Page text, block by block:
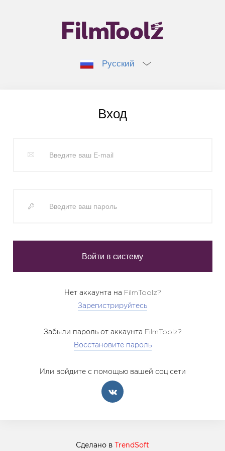
Русский
Вход
Нет аккаунта на FilmToolz?
Зарегистрируйтесь
Забыли пароль от аккаунта FilmToolz?
Восстановите пароль
Или войдите с помощью вашей соц.сети
Сделано в TrendSoft